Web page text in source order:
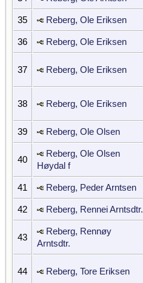
35 Reberg, Ole Eriksen
36 Reberg, Ole Eriksen
37 Reberg, Ole Eriksen
38 Reberg, Ole Eriksen
39 Reberg, Ole Olsen
40
Reberg, Ole Olsen
Høydal f
41 Reberg, Peder Arntsen
42 Reberg, Rennei Arntsdtr.
43
Reberg, Rennøy
Arntsdtr.
44 Reberg, Tore Eriksen